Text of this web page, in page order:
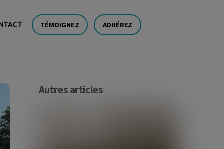
TÉMOIGNEZ ADHÉREZ
Autres articles